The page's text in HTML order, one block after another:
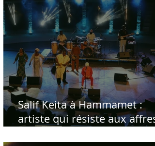
Salif Keita à Hammamet :
artiste qui résiste aux affres